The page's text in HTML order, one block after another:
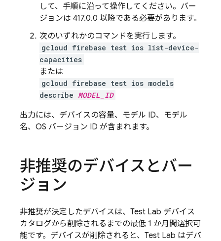
して、手順に沿って操作してください。バー
ジョンは 417.0.0 以降である必要があります。
次のいずれかのコマンドを実行します。
gcloud firebase test ios list-device-
capacities
または
gcloud firebase test ios models
describe MODEL_ID
出力には、デバイスの容量、モデル ID、モデル
名、OS バージョン ID が含まれます。
非推奨のデバイスとバー
ジョン
非推奨が決定したデバイスは、 Test Lab デバイス
カタログから削除されるまでの最低 1 か月間選択可
能です。デバイスが削除されると、 Test Lab はデバ